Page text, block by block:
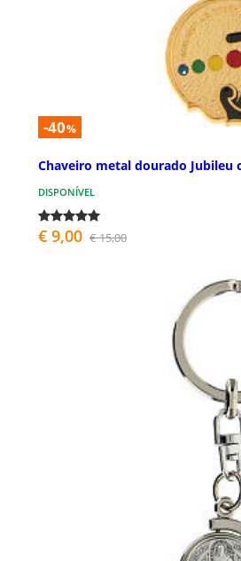
-40%
Chaveiro metal dourado Jubileu
DISPONÍVEL
€ 9,00 € 15,00